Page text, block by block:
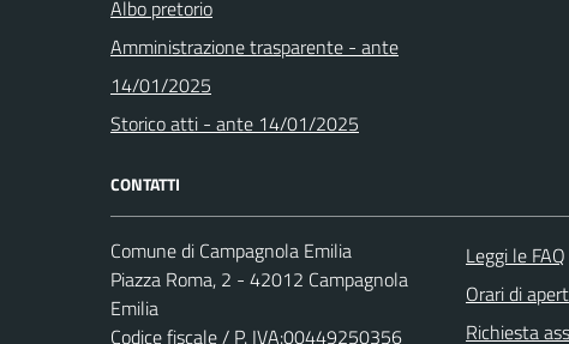
Albo pretorio
Amministrazione trasparente - ante
14/01/2025
Storico atti - ante 14/01/2025
CONTATTI
Comune di Campagnola Emilia
Piazza Roma, 2 - 42012 Campagnola
Emilia
Codice fiscale / P. IVA:00449250356
Leggi le FAQ
Orari di
Richiesta